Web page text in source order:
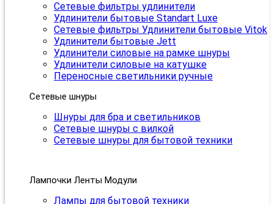
Сетевые фильтры удлинители
Удлинители бытовые Standart Luxe
Сетевые фильтры Удлинители бытовые Vitok
Удлинители бытовые Jett
Удлинители силовые на рамке шнуры
Удлинители силовые на катушке
Переносные светильники ручные
Сетевые шнуры
Шнуры для бра и светильников
Сетевые шнуры с вилкой
Сетевые шнуры для бытовой техники
Лампочки Ленты Модули
Лампы для бытовой техники